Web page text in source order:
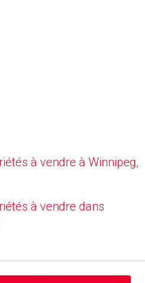
à vendre à Winnipeg,
à vendre dans